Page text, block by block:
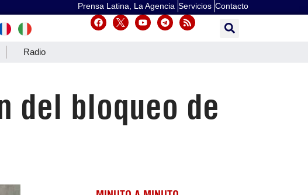
Prensa Latina, La Agencia Servicios Contacto
Radio
del bloqueo de